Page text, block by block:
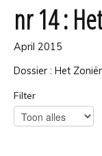
nr 14 :
April 2015
Dossier : Het
Filter